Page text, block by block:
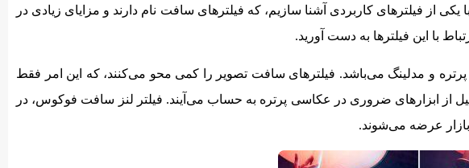
یکی از فیلترهای کاربردی آشنا سازیم، که فیلترهای سافت نام دارند و مزایای زیادی در
با این فیلترها به دست آورید.
و مدلینگ می‌باشد. فیلترهای سافت تصویر را کمی محو می‌کنند، که این امر فقط
ابزارهای ضروری در عکاسی پرتره به حساب می‌آیند. فیلتر لنز سافت فوکوس، در
بازار عرضه می‌شوند.